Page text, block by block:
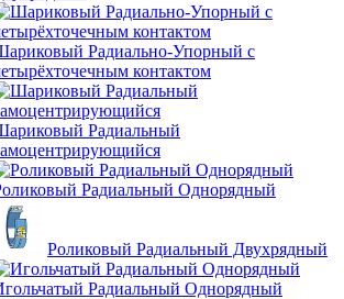
Радиально-Упорный с
контактом
Радиальный
Радиальный Однорядный
Роликовый Радиальный Двухрядный
Радиальный Однорядный